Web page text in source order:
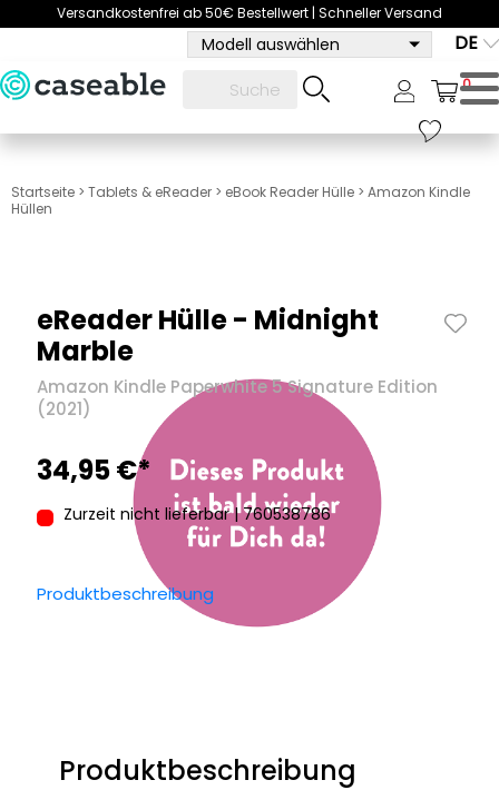
Versandkostenfrei ab 50€ Bestellwert | Schneller Versand
DE
Modell auswählen
0
Startseite > Tablets & eReader > eBook Reader Hülle > Amazon Kindle
Hüllen
eReader Hülle - Midnight
Marble
Amazon Kindle Paperwhite 5 Signature Edition
(2021)
34,95 €*
Zurzeit nicht lieferbar | 760538786
Produktbeschreibung
Produktbeschreibung